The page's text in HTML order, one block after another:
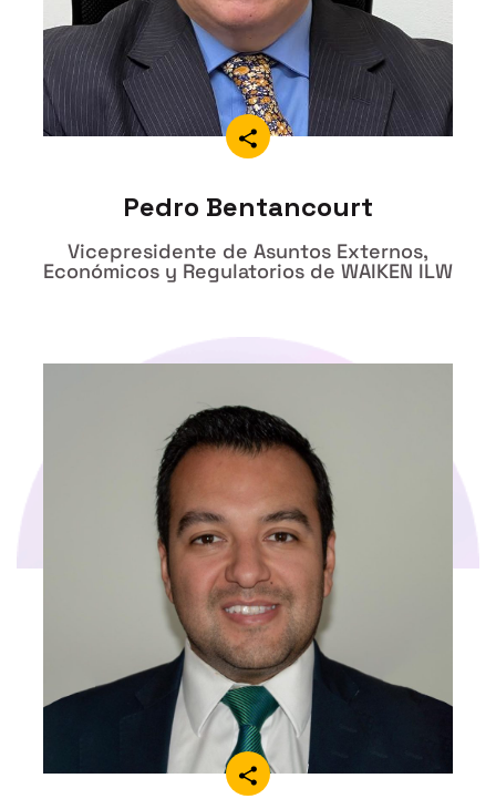
Pedro Bentancourt
Vicepresidente de Asuntos Externos,
Económicos y Regulatorios de WAIKEN ILW